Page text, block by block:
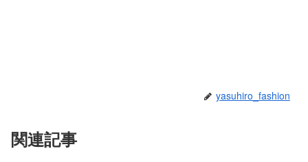
yasuhiro_fashion
関連記事